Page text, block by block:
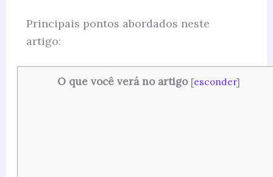
Principais pontos abordados neste
artigo:
O que você verá no artigo [esconder]